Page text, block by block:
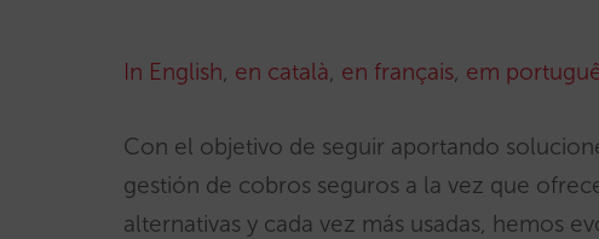
In English, en català, en français, em
Con el objetivo de seguir aportando
gestión de cobros seguros a la vez que
alternativas y cada vez más usadas, hemos